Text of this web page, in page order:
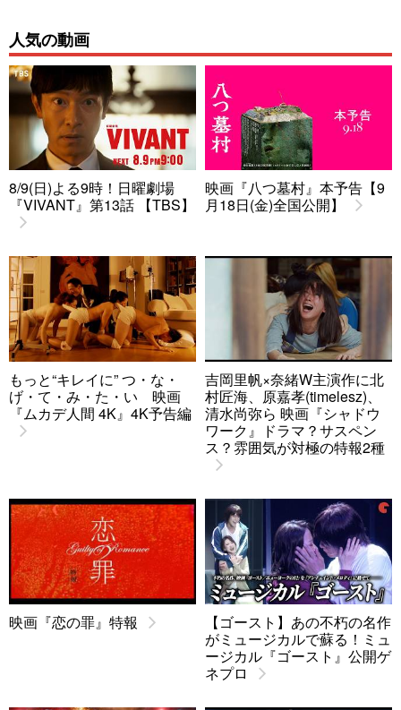
人気の動画
8/9(日)よる9時！日曜劇場
『VIVANT』第13話 【TBS】
映画『八つ墓村』本予告【9
月18日(金)全国公開】
もっと“キレイに” つ・な・
げ・て・み・た・い 映画
『ムカデ人間 4K』4K予告編
吉岡里帆×奈緒W主演作に北
村匠海、原嘉孝(timelesz)、
清水尚弥ら 映画『シャドウ
ワーク』ドラマ？サスペン
ス？雰囲気が対極の特報2種
映画『恋の罪』特報
【ゴースト】あの不朽の名作
がミュージカルで蘇る！ミュ
ージカル『ゴースト』公開ゲ
ネプロ